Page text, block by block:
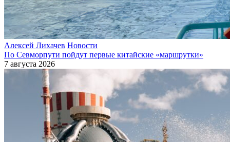
Алексей Лихачев Новости
По Севморпути пойдут первые китайские «маршрутки»
7 августа 2026